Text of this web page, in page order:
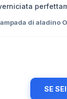
di aladino
SE